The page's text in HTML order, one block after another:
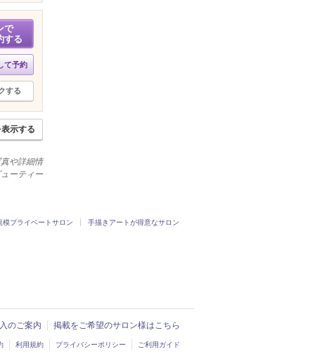
で
する
て予約
する
示する
や詳細情
ーティー
模プライベートサロン 手描きアートが得意なサロン
のご案内 掲載をご希望のサロン様はこちら
利用規約 プライバシーポリシー ご利用ガイド